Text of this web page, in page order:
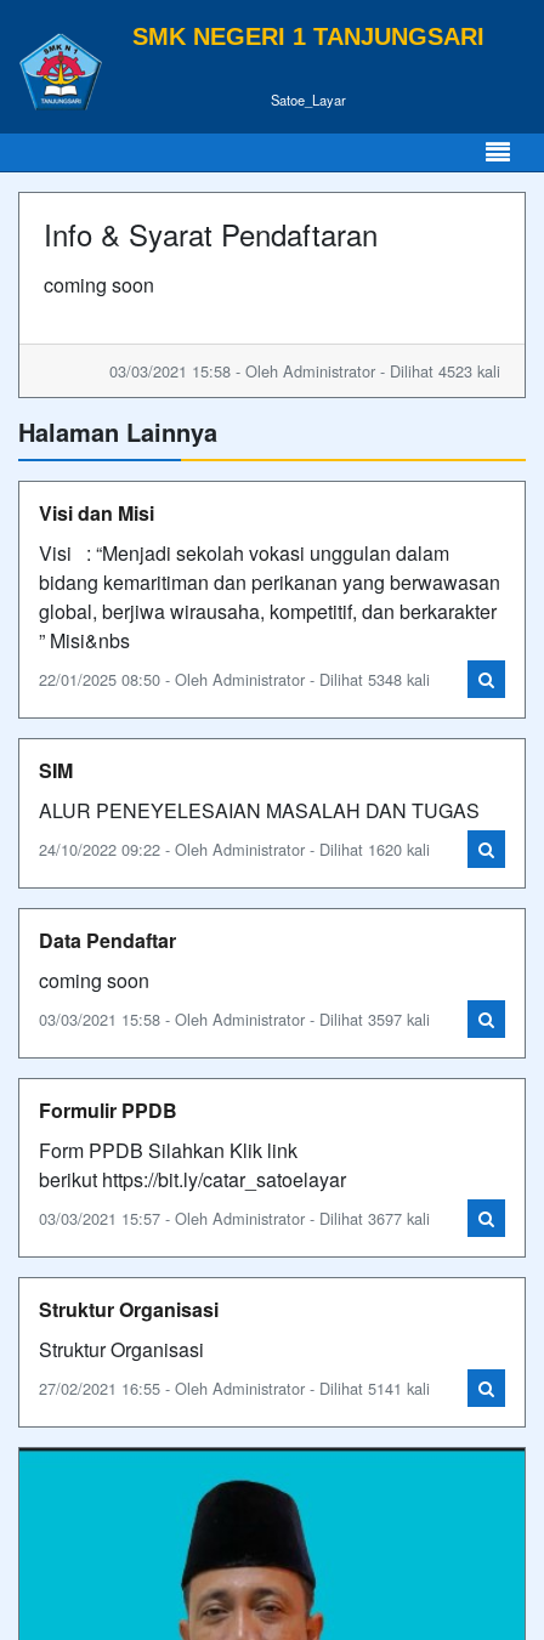
SMK NEGERI 1 TANJUNGSARI
Satoe_Layar
Info & Syarat Pendaftaran
coming soon
03/03/2021 15:58 - Oleh Administrator - Dilihat 4523 kali
Halaman Lainnya
Visi dan Misi
Visi : “Menjadi sekolah vokasi unggulan dalam
bidang kemaritiman dan perikanan yang berwawasan
global, berjiwa wirausaha, kompetitif, dan berkarakter
” Misi&nbs
22/01/2025 08:50 - Oleh Administrator - Dilihat 5348 kali
SIM
ALUR PENEYELESAIAN MASALAH DAN TUGAS
24/10/2022 09:22 - Oleh Administrator - Dilihat 1620 kali
Data Pendaftar
coming soon
03/03/2021 15:58 - Oleh Administrator - Dilihat 3597 kali
Formulir PPDB
Form PPDB Silahkan Klik link
berikut https://bit.ly/catar_satoelayar
03/03/2021 15:57 - Oleh Administrator - Dilihat 3677 kali
Struktur Organisasi
Struktur Organisasi
27/02/2021 16:55 - Oleh Administrator - Dilihat 5141 kali